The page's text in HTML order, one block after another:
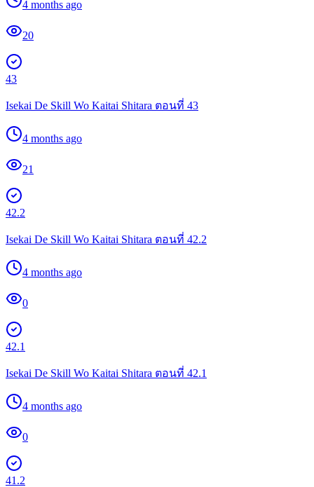
4 months ago
20
43
Isekai De Skill Wo Kaitai Shitara ตอนที่ 43
4 months ago
21
42.2
Isekai De Skill Wo Kaitai Shitara ตอนที่ 42.2
4 months ago
0
42.1
Isekai De Skill Wo Kaitai Shitara ตอนที่ 42.1
4 months ago
0
41.2